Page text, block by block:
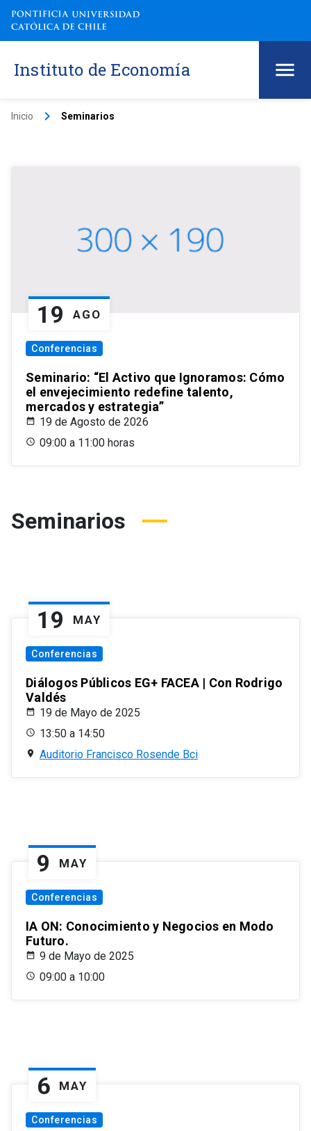
Instituto de Economía
Inicio keyboard_arrow_right Seminarios
19 AGO
Conferencias
Seminario: “El Activo que Ignoramos: Cómo
el envejecimiento redefine talento,
mercados y estrategia”
19 de Agosto de 2026
09:00 a 11:00 horas
Seminarios
19 MAY
Conferencias
Diálogos Públicos EG+ FACEA | Con Rodrigo
Valdés
19 de Mayo de 2025
13:50 a 14:50
Auditorio Francisco Rosende Bci
9 MAY
Conferencias
IA ON: Conocimiento y Negocios en Modo
Futuro.
9 de Mayo de 2025
09:00 a 10:00
6 MAY
Conferencias